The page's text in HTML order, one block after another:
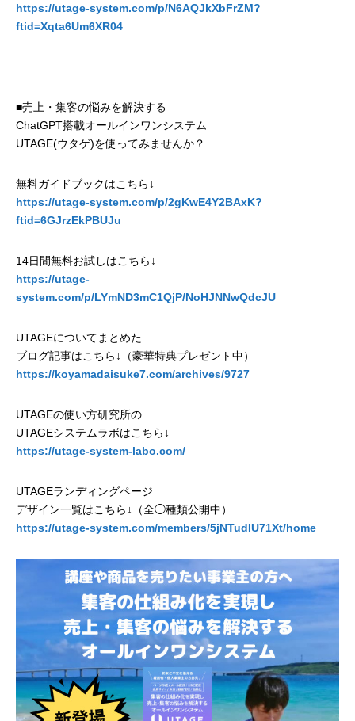
https://utage-system.com/p/N6AQJkXbFrZM?
ftid=Xqta6Um6XR04
■売上・集客の悩みを解決する
ChatGPT搭載オールインワンシステム
UTAGE(ウタゲ)を使ってみませんか？
無料ガイドブックはこちら↓
https://utage-system.com/p/2gKwE4Y2BAxK?
ftid=6GJrzEkPBUJu
14日間無料お試しはこちら↓
https://utage-
system.com/p/LYmND3mC1QjP/NoHJNNwQdcJU
UTAGEについてまとめた
ブログ記事はこちら↓（豪華特典プレゼント中）
https://koyamadaisuke7.com/archives/9727
UTAGEの使い方研究所の
UTAGEシステムラボはこちら↓
https://utage-system-labo.com/
UTAGEランディングページ
デザイン一覧はこちら↓（全◯種類公開中）
https://utage-system.com/members/5jNTudIU71Xt/home